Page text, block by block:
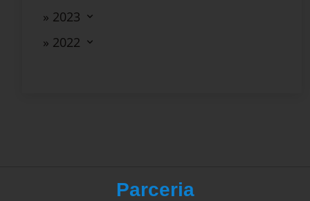
» 2023
» 2022
Parceria